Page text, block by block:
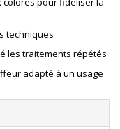
techniques
les traitements répétés
adapté à un usage